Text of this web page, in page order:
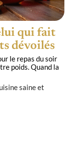
qui fait
dévoilés
le repas du soir
poids. Quand la